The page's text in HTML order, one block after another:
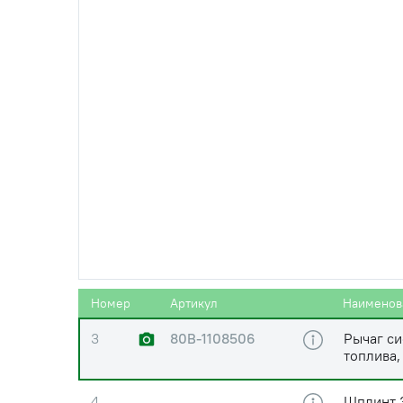
Номер Артикул
3 80В-1108506
Рычаг